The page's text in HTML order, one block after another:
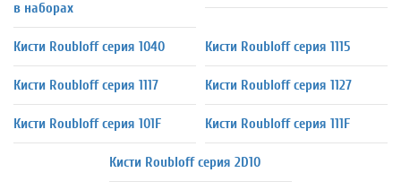
в наборах
Кисти Roubloff серия 1040 Кисти Roubloff серия 1115
Кисти Roubloff серия 1117 Кисти Roubloff серия 1127
Кисти Roubloff серия 101F Кисти Roubloff серия 111F
Кисти Roubloff серия 2D10